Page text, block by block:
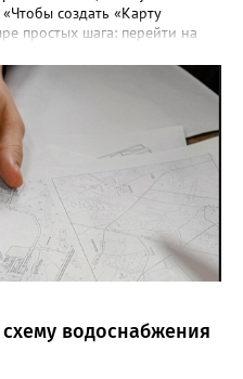
создать «Карту
простых шага: перейти на
с улыбкой – подойдёт портрет
нескольких поколений в
городов,
важными воспоминаниями;
объяснив связь с каждым
согласие с правилами
на сайте проекта. ‍Заявка
стать частью
обещают
в Москве. Персональную
сохранить и
отмечают в оргкомитете,
водоснабжения